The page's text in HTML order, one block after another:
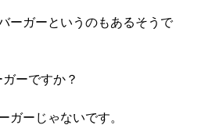
ーガーというのもあるそうで
ーですか？
ガーじゃないです。